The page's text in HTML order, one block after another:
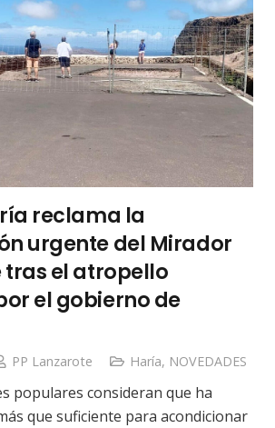
reclama la
urgente del Mirador
tras el atropello
el gobierno de
PP Lanzarote Haría, NOVEDADES
populares consideran que ha
que suficiente para acondicionar